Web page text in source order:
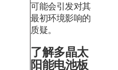
可能会引发对其
最初环境影响的
质疑。
了解多晶太
阳能电池板